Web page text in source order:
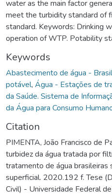
water as the main factor
meet the turbidity standard of
standard. Keywords: Drinking
operation of WTP. Potability
Keywords
Abastecimento de água - Brasil
potável, Água - Estações de
da Saúde. Sistema de
da Água para Consumo
Citation
PIMENTA, João Francisco de
turbidez da água tratada por
tratamento de água brasileiras
superficial. 2020.192 f. Tese
Civil) - Universidade Federal